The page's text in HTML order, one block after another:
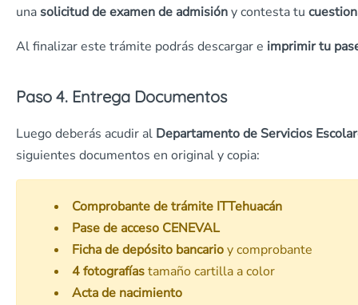
unasolicitud de examen de admisióny contesta tu
Al finalizar este trámite podrás descargar e imprimir tu
Paso 4. Entrega Documentos
Luego deberás acudir al Departamento de Servicios
siguientes documentos en original y copia:
Comprobante de trámite ITTehuacán
Pase de acceso CENEVAL
Ficha de depósito bancarioy comprobante
4 fotografíastamaño cartilla a color
Acta de nacimiento